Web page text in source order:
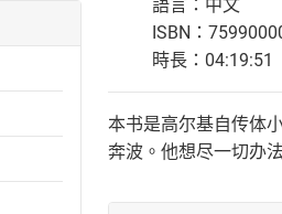
語言：中文
ISBN：
時長：04:19:51
本书是高尔基自传体
奔波。他想尽一切办